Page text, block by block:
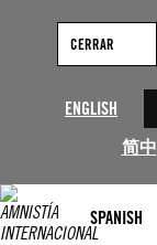
ENGLISH
简中
CERRAR
SPANISH
contenido